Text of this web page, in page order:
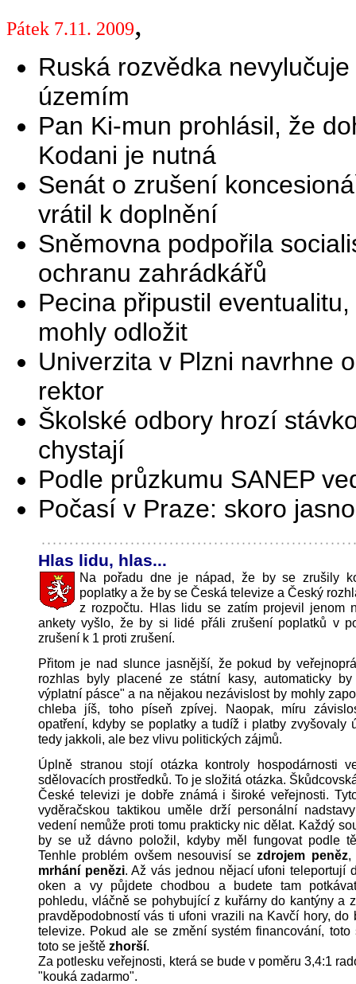
Pátek 7.11. 2009,
Ruská rozvědka
územím
Pan Ki-mun prohlásil, že
Kodani je nutná
Senát o zrušení
vrátil k doplnění
Sněmovna podpořila
ochranu zahrádkářů
Pecina připustil
mohly odložit
Univerzita v Plzni navrhne
rektor
Školské odbory hrozí
chystají
Podle průzkumu SANEP
Počasí v Praze: skoro
Hlas lidu, hlas...
Na pořadu dne je nápad, že by se zrušily
poplatky a že by se Česká televize a Český
z rozpočtu. Hlas lidu se zatím projevil jenom
ankety vyšlo, že by si lidé přáli zrušení poplatků v
zrušení k 1 proti zrušení.
Přitom je nad slunce jasnější, že pokud by
rozhlas byly placené ze státní kasy, automaticky
výplatní pásce" a na nějakou nezávislost by mohly
chleba jíš, toho píseň zpívej. Naopak, míru
opatření, kdyby se poplatky a tudíž i platby zvyšovaly
tedy jakkoli, ale bez vlivu politických zájmů.
Úplně stranou stojí otázka kontroly hospodárnosti
sdělovacích prostředků. To je složitá otázka.
České televizi je dobře známá i široké veřejnosti.
vyděračskou taktikou uměle drží personální
vedení nemůže proti tomu prakticky nic dělat. Každý
by se už dávno položil, kdyby měl fungovat podle
Tenhle problém ovšem nesouvisí sezdrojem peněz,
mrhání penězi. Až vás jednou nějací ufoni teleportují
oken a vy půjdete chodbou a budete tam
pohledu, vláčně se pohybující z kuřárny do kantýny a
pravděpodobností vás ti ufoni vrazili na Kavčí hory, do
televize. Pokud ale se změní systém financování,
toto se ještě zhorší.
Za potlesku veřejnosti, která se bude v poměru 3,4:1
"kouká zadarmo".